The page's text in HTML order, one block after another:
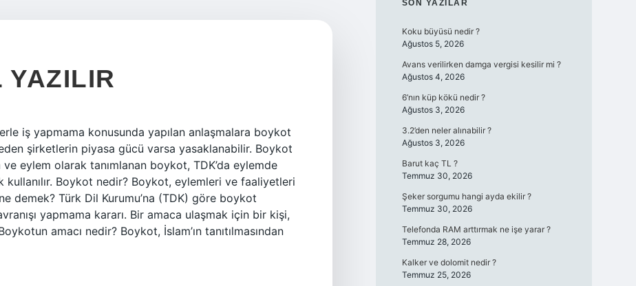
YAZILIR
iş yapmama konusunda yapılan anlaşmalara boykot
şirketlerin piyasa gücü varsa yasaklanabilir. Boykot
eylem olarak tanımlanan boykot, TDK’da eylemde
Boykot nedir? Boykot, eylemleri ve faaliyetleri
demek? Türk Dil Kurumu’na (TDK) göre boykot
yapmama kararı. Bir amaca ulaşmak için bir kişi,
amacı nedir? Boykot, İslam’ın tanıtılmasından
SIDEBAR
SON YAZILAR
Koku büyüsü nedir ?
Ağustos 5, 2026
Avans verilirken damga vergisi kesilir mi ?
Ağustos 4, 2026
6’nın küp kökü nedir ?
Ağustos 3, 2026
3.2’den neler alınabilir ?
Ağustos 3, 2026
Barut kaç TL ?
Temmuz 30, 2026
Şeker sorgumu hangi ayda ekilir ?
Temmuz 30, 2026
Telefonda RAM arttırmak ne işe yarar ?
Temmuz 28, 2026
Kalker ve dolomit nedir ?
Temmuz 25, 2026